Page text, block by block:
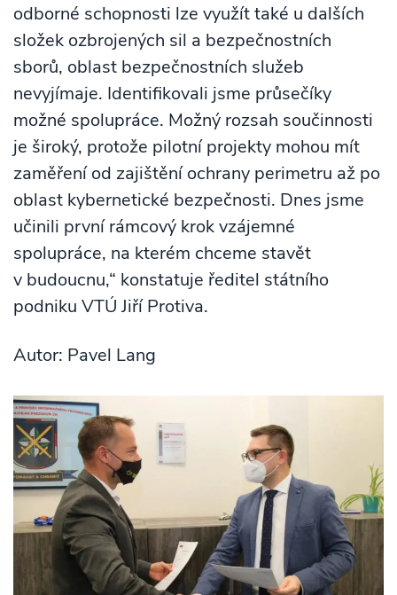
odborné schopnosti lze využít také u dalších
složek ozbrojených sil a bezpečnostních
sborů, oblast bezpečnostních služeb
nevyjímaje. Identifikovali jsme průsečíky
možné spolupráce. Možný rozsah součinnosti
je široký, protože pilotní projekty mohou mít
zaměření od zajištění ochrany perimetru až po
oblast kybernetické bezpečnosti. Dnes jsme
učinili první rámcový krok vzájemné
spolupráce, na kterém chceme stavět
v budoucnu,“ konstatuje ředitel státního
podniku VTÚ Jiří Protiva.
Autor: Pavel Lang